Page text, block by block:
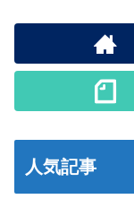
人気記事